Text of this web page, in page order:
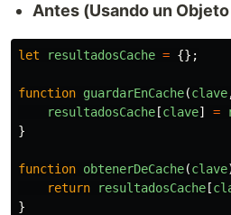
Antes (Usando un
let resultadosCache = {};
function guardarEnCache(clave
resultadosCache [clave] =
}
function obtenerDeCache(clave
return
resultadosCache [
}